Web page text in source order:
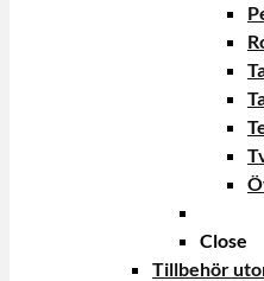
Close
Tillbehör